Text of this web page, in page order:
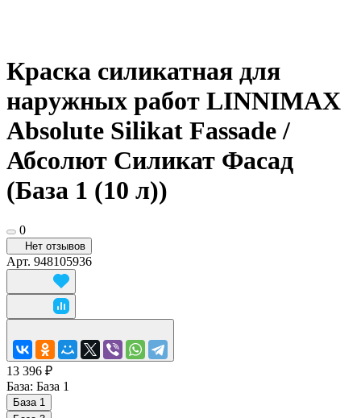
Краска силикатная для
наружных работ LINNIMAX
Absolute Silikat Fassade /
Абсолют Силикат Фасад
(База 1 (10 л))
0
Нет отзывов
Арт. 948105936
13 396 ₽
База: База 1
База 1